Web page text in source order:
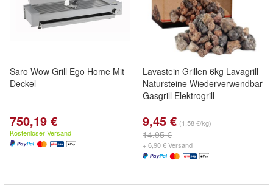
Saro Wow Grill Ego Home Mit
Deckel
750,19 €
Kostenloser Versand
Lavastein Grillen 6kg Lavagrill
Natursteine Wiederverwendbar
Gasgrill Elektrogrill
9,45 € (1,58 €/kg)
14,95 €
+ 6,90 € Versand